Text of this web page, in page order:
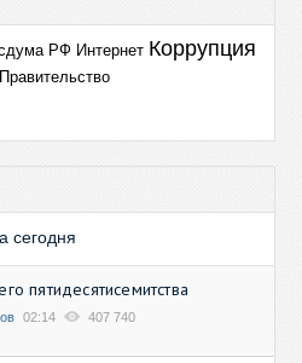
РФ Интернет Коррупция
Правительство
сегодня
пятидесятисемитства
02:14 407 740